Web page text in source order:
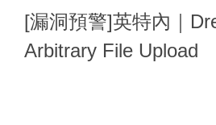
[漏洞預警]英特內｜
Arbitrary File Upload